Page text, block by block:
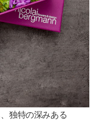
独特の深みある